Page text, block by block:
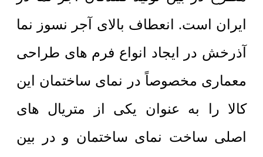
ایران است. انعطاف بالای آجر نسوز نما
آذرخش در ایجاد انواع فرم های طراحی
معماری مخصوصاً در نمای ساختمان این
کالا را به عنوان یکی از متریال های
اصلی ساخت نمای ساختمان و در بین